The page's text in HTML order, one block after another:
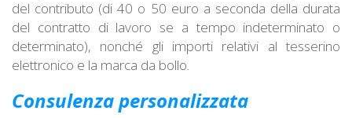
del contributo (di 40 o 50 euro a seconda della durata
del contratto di lavoro se a tempo indeterminato o
determinato), nonché gli importi relativi al tesserino
elettronico e la marca da bollo.
Consulenza personalizzata